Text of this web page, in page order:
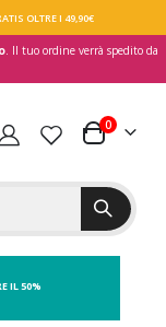
OLTRE I 49,90€
. Il tuo ordine verrà spedito da
Carrello
0elementi
IL 50%